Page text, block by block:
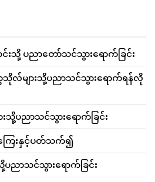
းသို့ ပညာတော်သင်သွားရောက်ခြင်း
များသို့ပညာသင်သွားရောက်ရန်လို
ပညာသင်သွားရောက်ခြင်း
ြေးနှင့်ပတ်သက်၍
ညာသင်သွားရောက်ခြင်း